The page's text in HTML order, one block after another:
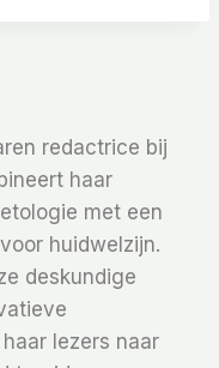
redactrice bij
haar
met een
huidwelzijn.
deskundige
lezers naar